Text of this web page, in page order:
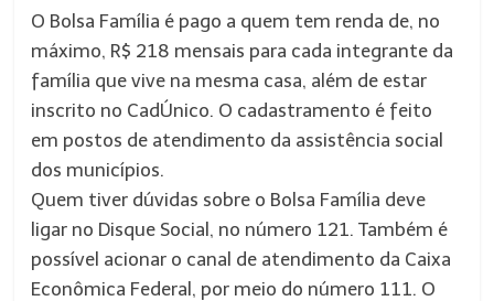
O Bolsa Família é pago a quem tem renda de, no
máximo, R$ 218 mensais para cada integrante da
família que vive na mesma casa, além de estar
inscrito no CadÚnico. O cadastramento é feito
em postos de atendimento da assistência social
dos municípios.
Quem tiver dúvidas sobre o Bolsa Família deve
ligar no Disque Social, no número 121. Também é
possível acionar o canal de atendimento da Caixa
Econômica Federal, por meio do número 111. O